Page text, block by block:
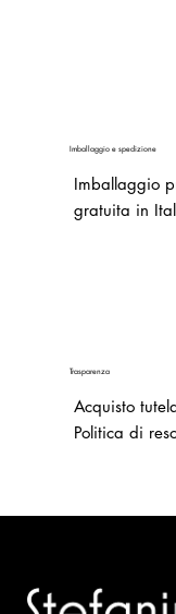
Imballaggio e spedizione
Imballaggio
gratuita in
Trasparenza
Acquisto
Politica di